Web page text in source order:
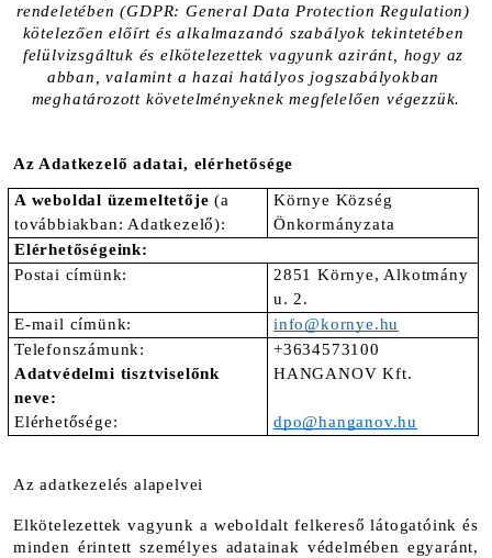
rendeletében (GDPR: General Data Protection Regulation)
kötelezően előírt és alkalmazandó szabályok tekintetében
felülvizsgáltuk és elkötelezettek vagyunk aziránt, hogy az
abban, valamint a hazai hatályos jogszabályokban
meghatározott követelményeknek megfelelően végezzük.
Az Adatkezelő adatai, elérhetősége
A weboldal üzemeltetője (a
továbbiakban: Adatkezelő):
Környe Község
Önkormányzata
Elérhetőségeink:
Postai címünk:
2851 Környe, Alkotmány
u. 2.
E-mail címünk:
info@kornye.hu
Telefonszámunk:
+3634573100
Adatvédelmi tisztviselőnk
neve:
HANGANOV Kft.
Elérhetősége: dpo@hanganov.hu
Az adatkezelés alapelvei
Elkötelezettek vagyunk a weboldalt felkereső látogatóink és
minden érintett személyes adatainak védelmében egyaránt,